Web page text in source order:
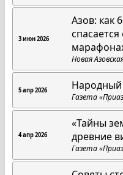
3 июн 2026
Азов: как
Новая
5 апр 2026 Народный
Газета
4 апр 2026
«Тайны
древние
Газета